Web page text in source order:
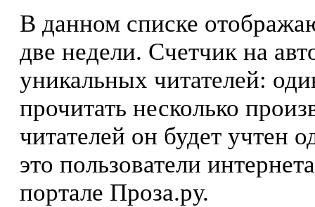
В данном списке
две недели. Счетчик на
уникальных читателей:
прочитать несколько
читателей он будет учтен
это пользователи
портале Проза.ру.